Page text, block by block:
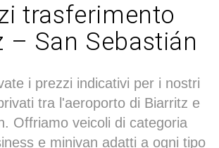
trasferimento
– San Sebastián
i prezzi indicativi per i nostri
tra l'aeroporto di Biarritz e
Offriamo veicoli di categoria
e minivan adatti a ogni tipo